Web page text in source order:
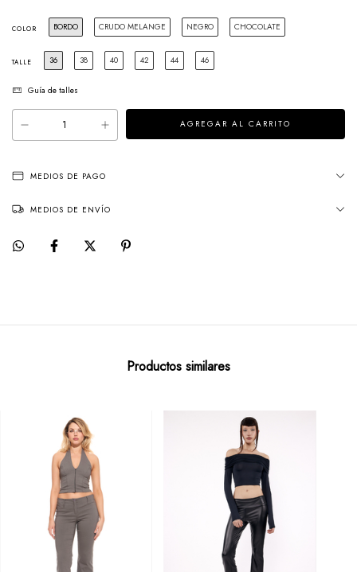
COLOR BORDO CRUDO MELANGE NEGRO CHOCOLATE
TALLE 36 38 40 42 44 46
Guía de talles
MEDIOS DE PAGO
MEDIOS DE ENVÍO
Productos similares